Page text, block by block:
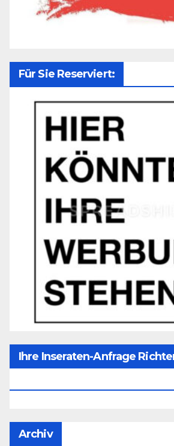
Für Sie Reserviert:
Ihre Inseraten-Anfrage
Archiv